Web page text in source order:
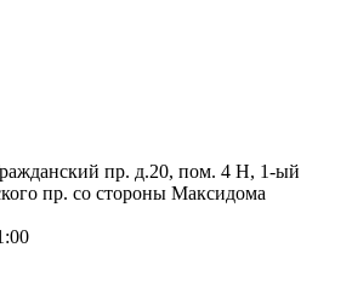
пр. д.20, пом. 4 Н, 1-ый
пр. со стороны Максидома